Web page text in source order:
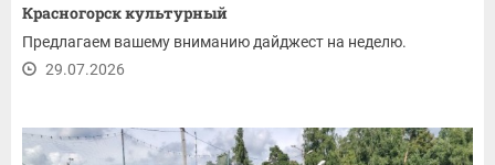
Красногорск культурный
Предлагаем вашему вниманию дайджест на неделю.
29.07.2026